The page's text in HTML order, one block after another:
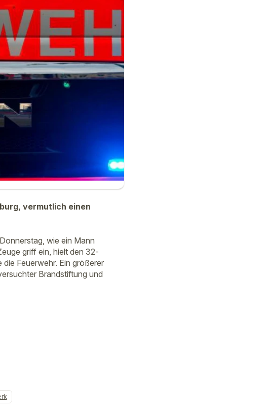
vermutlich einen
wie ein Mann
griff ein, hielt den 32-
Feuerwehr. Ein größerer
Brandstiftung und